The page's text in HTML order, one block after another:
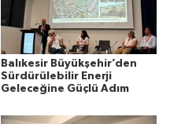
Balıkesir Büyükşehir’den
Sürdürülebilir Enerji
Geleceğine Güçlü Adım